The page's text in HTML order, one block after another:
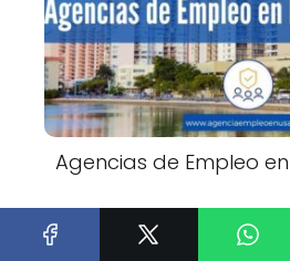
Agencias de Empleo en